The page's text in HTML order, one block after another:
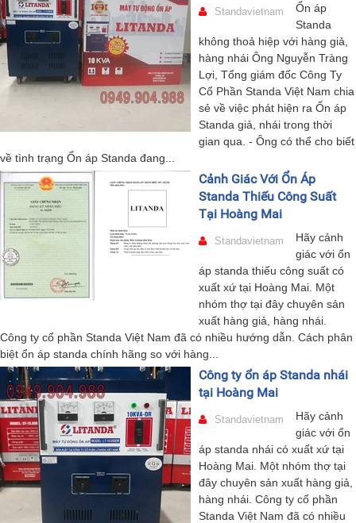
Standavietnam
Ổn áp
Standa
không thoả hiệp với hàng giả,
hàng nhái Ông Nguyễn Tràng
Lợi, Tổng giám đốc Công Ty
Cổ Phần Standa Việt Nam chia
sẻ về việc phát hiện ra Ổn áp
Standa giả, nhái trong thời
gian qua. - Ông có thể cho biết
về tình trạng Ổn áp Standa đang...
Cảnh Giác Với Ổn Áp
Standa Thiếu Công Suất
Tại Hoàng Mai
Standavietnam
Hãy cảnh
giác với ổn
áp standa thiếu công suất có
xuất xứ tại Hoàng Mai. Một
nhóm thợ tại đây chuyên sản
xuất hàng giả, hàng nhái.
Công ty cổ phần Standa Việt Nam đã có nhiều hướng dẫn. Cách phân
biệt ổn áp standa chính hãng so với hàng...
Công ty ổn áp Standa nhái
tại Hoàng Mai
Standavietnam
Hãy cảnh
giác với ổn
áp standa nhái có xuất xứ tại
Hoàng Mai. Một nhóm thợ tại
đây chuyên sản xuất hàng giả,
hàng nhái. Công ty cổ phần
Standa Việt Nam đã có nhiều